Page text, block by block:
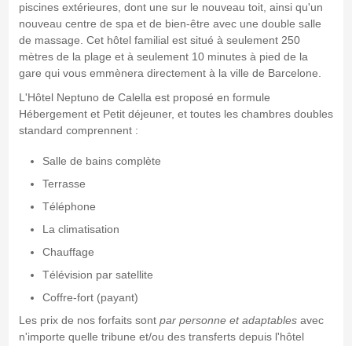
piscines extérieures, dont une sur le nouveau toit, ainsi qu'un
nouveau centre de spa et de bien-être avec une double salle
de massage. Cet hôtel familial est situé à seulement 250
mètres de la plage et à seulement 10 minutes à pied de la
gare qui vous emmènera directement à la ville de Barcelone.
L'Hôtel Neptuno de Calella est proposé en formule
Hébergement et Petit déjeuner, et toutes les chambres doubles
standard comprennent :
Salle de bains complète
Terrasse
Téléphone
La climatisation
Chauffage
Télévision par satellite
Coffre-fort (payant)
Les prix de nos forfaits sont par personne et adaptablesavec
n'importe quelle tribune et/ou des transferts depuis l'hôtel